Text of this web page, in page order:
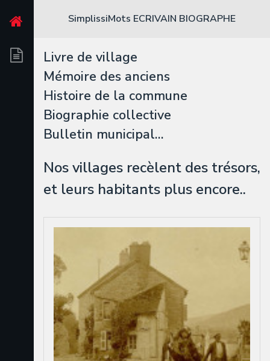
SimplissiMots ECRIVAIN BIOGRAPHE
Livre de village
Mémoire des anciens
Histoire de la commune
Biographie collective
Bulletin municipal…
Nos villages recèlent des trésors,
et leurs habitants plus encore..